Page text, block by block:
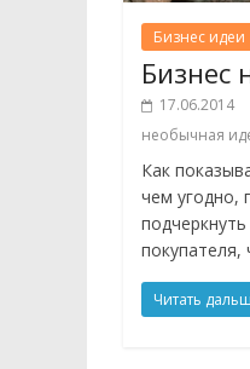
Бизнес идеи
Бизнес
17.06.2014
необычная
Как
чем угодно,
покупателя,
Читать